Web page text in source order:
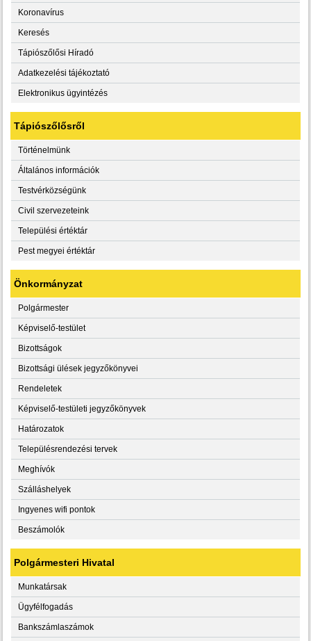
Koronavírus
Keresés
Tápiószőlősi Híradó
Adatkezelési tájékoztató
Elektronikus ügyintézés
Tápiószőlősről
Történelmünk
Általános információk
Testvérközségünk
Civil szervezeteink
Települési értéktár
Pest megyei értéktár
Önkormányzat
Polgármester
Képviselő-testület
Bizottságok
Bizottsági ülések jegyzőkönyvei
Rendeletek
Képviselő-testületi jegyzőkönyvek
Határozatok
Településrendezési tervek
Meghívók
Szálláshelyek
Ingyenes wifi pontok
Beszámolók
Polgármesteri Hivatal
Munkatársak
Ügyfélfogadás
Bankszámlaszámok